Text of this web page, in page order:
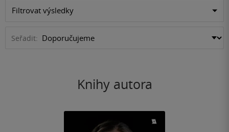
Filtrovat výsledky
Seřadit:
Knihy autora